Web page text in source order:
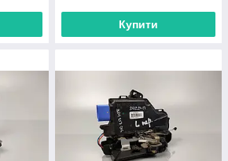
Купити